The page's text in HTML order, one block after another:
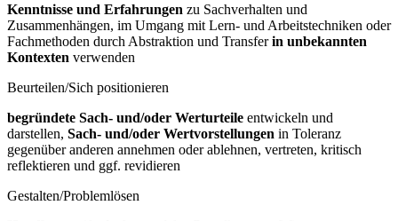
Kenntnisse und Erfahrungen zu Sachverhalten und
Zusammenhängen, im Umgang mit Lern- und Arbeitstechniken oder
Fachmethoden durch Abstraktion und Transferin unbekannten
Kontexten verwenden
Beurteilen/Sich positionieren
begründete Sach- und/oder Werturteile entwickeln und
darstellen, Sach- und/oder Wertvorstellungen in Toleranz
gegenüber anderen annehmen oder ablehnen, vertreten, kritisch
reflektieren und ggf. revidieren
Gestalten/Problemlösen